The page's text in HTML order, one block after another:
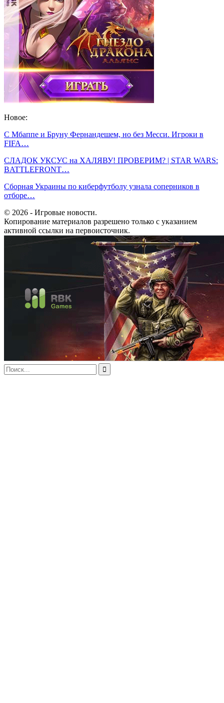
Новое:
С Мбаппе и Бруну Фернандешем, но без Месси. Игроки в
FIFA…
СЛАДОК УКСУС на ХАЛЯВУ! ПРОВЕРИМ? | STAR WARS:
BATTLEFRONT…
Сборная Украины по киберфутболу узнала соперников в
отборе…
© 2026 - Игровые новости.
Копирование материалов разрешено только с указанием
активной ссылки на первоисточник.